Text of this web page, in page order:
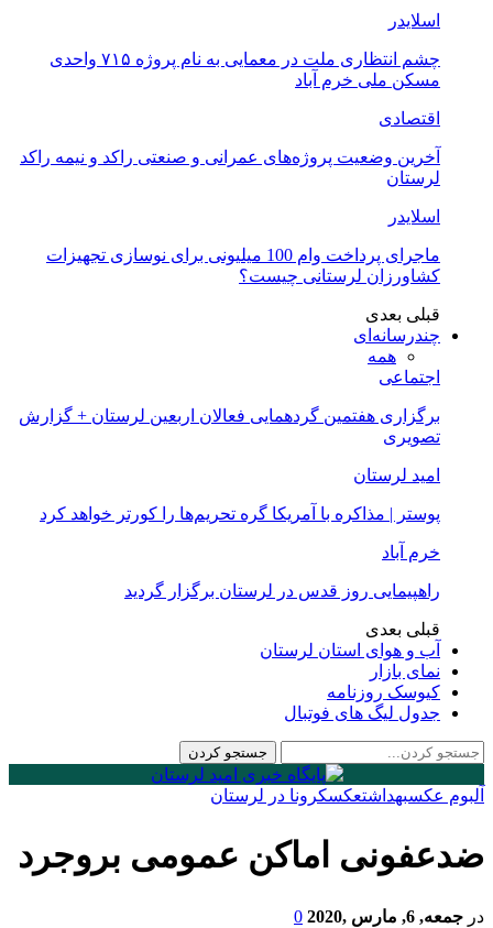
اسلایدر
چشم انتظاری ملت در معمایی به نام پروژه ۷۱۵ واحدی
مسکن ملی خرم آباد
اقتصادی
آخرین وضعیت پروژه‌های عمرانی و صنعتی راکد و نیمه راکد
لرستان
اسلایدر
ماجرای پرداخت وام 100 میلیونی برای نوسازی تجهیزات
کشاورزان لرستانی چیست؟
قبلی بعدی
چندرسانه‌ای
همه
اجتماعی
برگزاری هفتمین گردهمایی فعالان اربعین لرستان + گزارش
تصویری
امید لرستان
پوستر | مذاکره با آمریکا گره تحریم‌ها را کورتر خواهد کرد
خرم آباد
راهپیمایی روز قدس در لرستان برگزار گردید
قبلی بعدی
آب و هوای استان لرستان
نمای بازار
کیوسک روزنامه
جدول لیگ های فوتبال
آلبوم عکسبهداشتعكسکرونا در لرستان
ضدعفونی اماکن عمومی بروجرد
در جمعه, 6, مارس ,2020 0